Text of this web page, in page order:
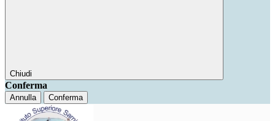
Chiudi
Conferma
Annulla Conferma